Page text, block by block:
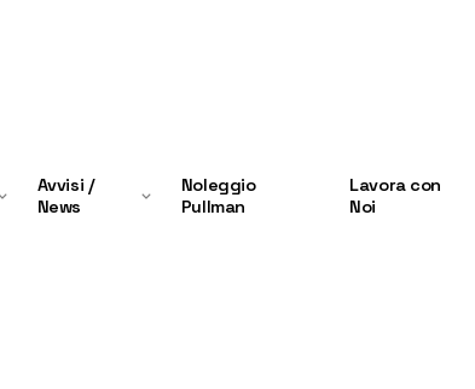
Avvisi /
News
Noleggio
Pullman
Lavora con
Noi